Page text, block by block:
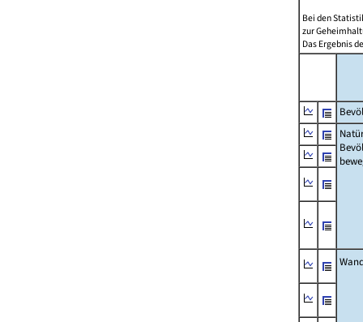
Bei den
zur
Das Ergebnis